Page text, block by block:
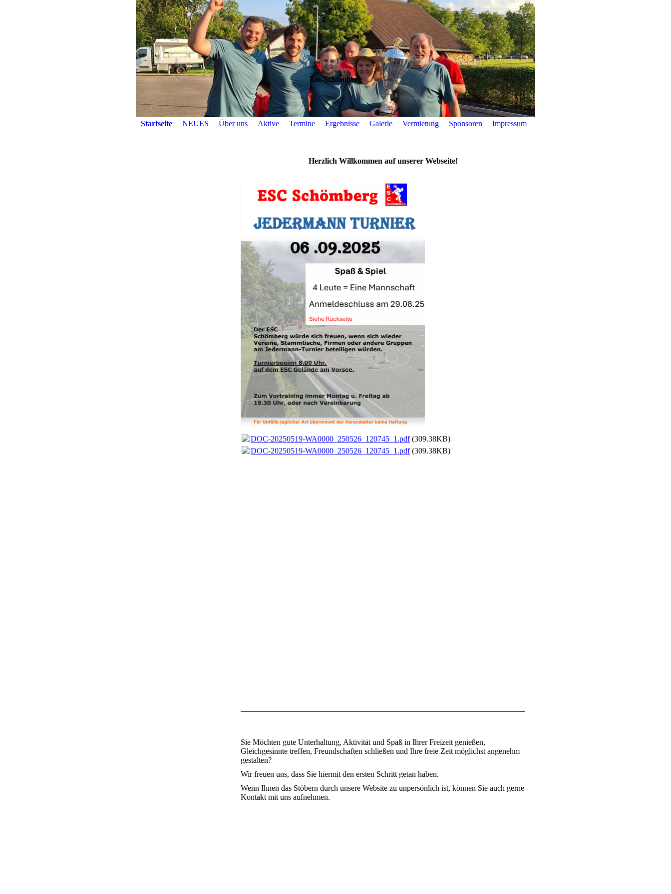
Esc Schömberg
Startseite NEUES Über uns Aktive Termine Ergebnisse Galerie Vermietung Sponsoren Impressum
Herzlich Willkommen auf unserer Webseite!
DOC-20250519-WA0000_250526_120745_1.pdf(309.38KB)
DOC-20250519-WA0000_250526_120745_1.pdf(309.38KB)
Sie Möchten gute Unterhaltung, Aktivität und Spaß in Ihrer Freizeit genießen,
Gleichgesinnte treffen, Freundschaften schließen und Ihre freie Zeit möglichst angenehm
gestalten?
Wir freuen uns, dass Sie hiermit den ersten Schritt getan haben.
Wenn Ihnen das Stöbern durch unsere Website zu unpersönlich ist, können Sie auch gerne
Kontakt mit uns aufnehmen.